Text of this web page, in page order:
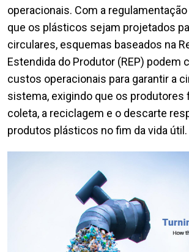
operacionais. Com a
que os plásticos sejam projetados
circulares, esquemas baseados na
Estendida do Produtor (REP) podem
custos operacionais para garantir a
sistema, exigindo que os produtores
coleta, a reciclagem e o descarte
produtos plásticos no fim da vida útil.